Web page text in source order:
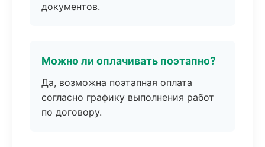
документов.
Можно ли оплачивать поэтапно?
Да, возможна поэтапная оплата
согласно графику выполнения работ
по договору.